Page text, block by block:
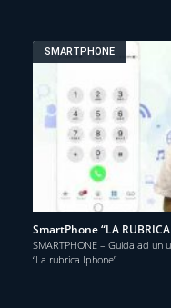
SMARTPHONE
SmartPhone “LA
SMARTPHONE – Guida ad un
“La rubrica Iphone”